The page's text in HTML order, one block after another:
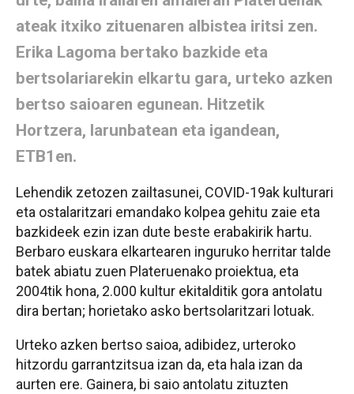
ateak itxiko zituenaren albistea iritsi zen.
Erika Lagoma bertako bazkide eta
bertsolariarekin elkartu gara, urteko azken
bertso saioaren egunean. Hitzetik
Hortzera, larunbatean eta igandean,
ETB1en.
Lehendik zetozen zailtasunei, COVID-19ak kulturari
eta ostalaritzari emandako kolpea gehitu zaie eta
bazkideek ezin izan dute beste erabakirik hartu.
Berbaro euskara elkartearen inguruko herritar talde
batek abiatu zuen Plateruenako proiektua, eta
2004tik hona, 2.000 kultur ekitalditik gora antolatu
dira bertan; horietako asko bertsolaritzari lotuak.
Urteko azken bertso saioa, adibidez, urteroko
hitzordu garrantzitsua izan da, eta hala izan da
aurten ere. Gainera, bi saio antolatu zituzten